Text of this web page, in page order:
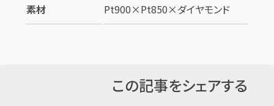
【総合受付】24時間・年中無休(年末年始除く)
素材
Pt900×Pt850×ダイヤモンド
この記事をシェアする